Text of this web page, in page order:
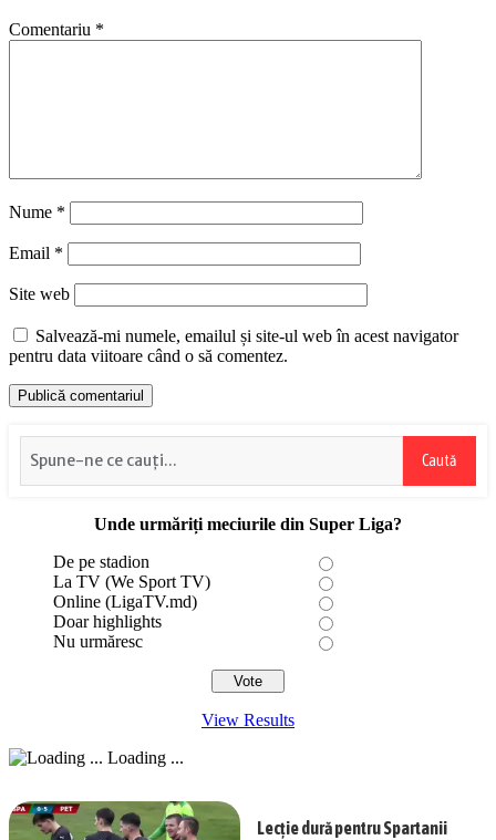
Comentariu *
Nume *
Email *
Site web
Salvează-mi numele, emailul și site-ul web în acest navigator
pentru data viitoare când o să comentez.
Caută
Unde urmăriți meciurile din Super Liga?
De pe stadion
La TV (We Sport TV)
Online (LigaTV.md)
Doar highlights
Nu urmăresc
View Results
Loading ...
Lecție dură pentru Spartanii